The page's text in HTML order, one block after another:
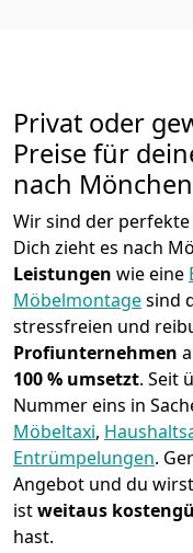
Privat oder
Preise für
nach
Wir sind der
Dich zieht es nach
Leistungen wie eine
Möbelmontagesind
stressfreien und
Profiunternehmen
100 % umsetzt. Seit
Nummer eins in
Möbeltaxi,
Entrümpelungen.
Angebot und du
istweitaus
hast.